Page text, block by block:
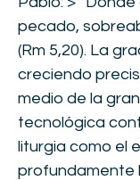
pecado,
(Rm 5,20). La
creciendo
medio de la
tecnológica
liturgia como el
profundamente